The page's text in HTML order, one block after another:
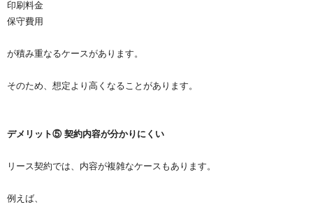
印刷料金
保守費用
が積み重なるケースがあります。
そのため、想定より高くなることがあります。
デメリット⑤ 契約内容が分かりにくい
リース契約では、内容が複雑なケースもあります。
例えば、